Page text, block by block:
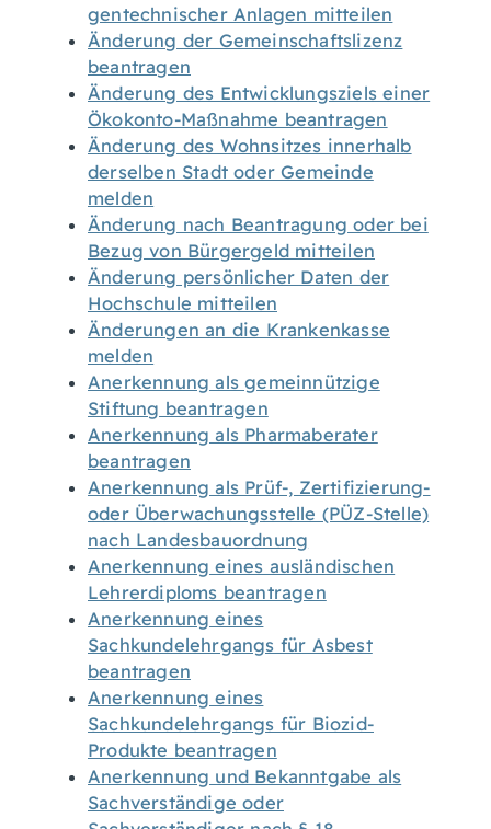
gentechnischer Anlagen mitteilen
Änderung der Gemeinschaftslizenz
beantragen
Änderung des Entwicklungsziels einer
Ökokonto-Maßnahme beantragen
Änderung des Wohnsitzes innerhalb
derselben Stadt oder Gemeinde
melden
Änderung nach Beantragung oder bei
Bezug von Bürgergeld mitteilen
Änderung persönlicher Daten der
Hochschule mitteilen
Änderungen an die Krankenkasse
melden
Anerkennung als gemeinnützige
Stiftung beantragen
Anerkennung als Pharmaberater
beantragen
Anerkennung als Prüf-, Zertifizierung-
oder Überwachungsstelle (PÜZ-Stelle)
nach Landesbauordnung
Anerkennung eines ausländischen
Lehrerdiploms beantragen
Anerkennung eines
Sachkundelehrgangs für Asbest
beantragen
Anerkennung eines
Sachkundelehrgangs für Biozid-
Produkte beantragen
Anerkennung und Bekanntgabe als
Sachverständige oder